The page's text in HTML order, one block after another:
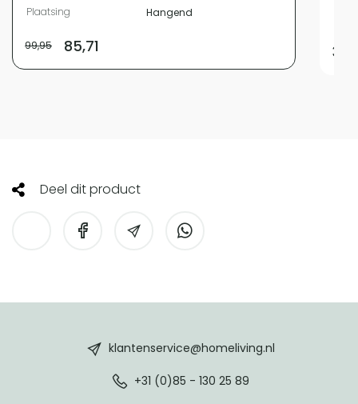
Plaatsing
Hangend
99,95 85,71
Deel dit product
klantenservice@homeliving.nl
+31 (0)85 - 130 25 89